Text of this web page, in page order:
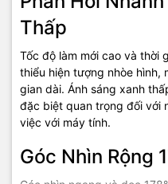
Thấp
Tốc độ làm mới cao và thời
thiểu hiện tượng nhòe hình,
gian dài. Ánh sáng xanh
đặc biệt quan trọng đối với
việc với máy tính.
Góc Nhìn Rộng